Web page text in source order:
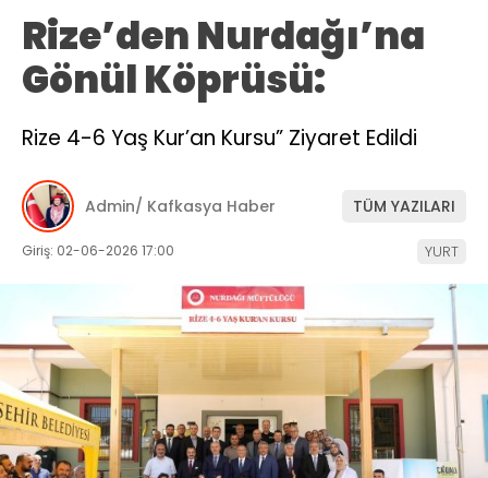
Rize’den Nurdağı’na
Gönül Köprüsü:
Rize 4-6 Yaş Kur’an Kursu” Ziyaret Edildi
Admin/ Kafkasya Haber TÜM YAZILARI
Giriş: 02-06-2026 17:00 YURT